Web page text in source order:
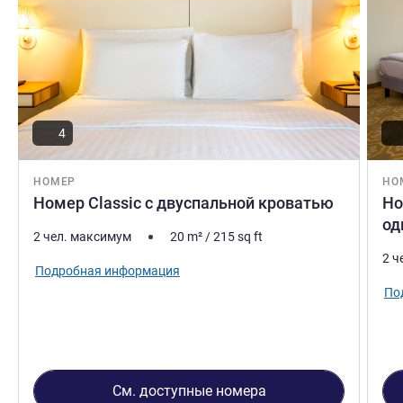
НОМЕР
Номер Classic с двуспальной кроватью
4
2 чел. максимум 20 m²/215sq ft
Подробная информация
См. доступные номера
2